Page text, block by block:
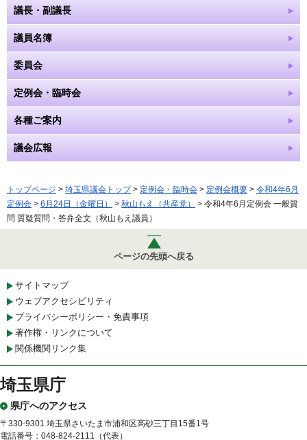
議長・副議長
議員名簿
委員会
定例会・臨時会
各種ご案内
議会広報
トップページ > 埼玉県議会トップ> 定例会・臨時会 > 定例会概要 > 令和4年6月
定例会 > 6月24日（金曜日） > 秋山もえ（共産党）
> 令和4年6月定例会 一般質
問 質疑質問・答弁全文（秋山もえ議員）
ページの先頭へ戻る
サイトマップ
ウェブアクセシビリティ
プライバシーポリシー・免責事項
著作権・リンクについて
関係機関リンク集
埼玉県庁
県庁へのアクセス
〒330-9301 埼玉県さいたま市浦和区高砂三丁目15番1号
電話番号：048-824-2111（代表）